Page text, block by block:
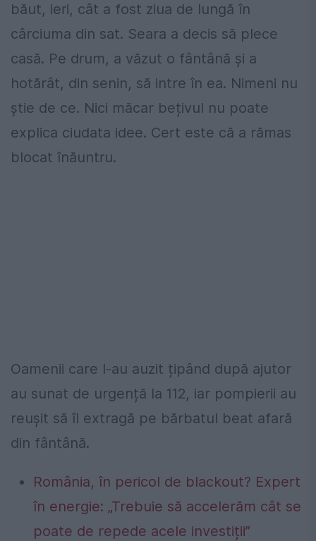
băut, ieri, cât a fost ziua de lungă în
cârciuma din sat. Seara a decis să plece
casă. Pe drum, a văzut o fântână și a
hotărât, din senin, să intre în ea. Nimeni nu
știe de ce. Nici măcar bețivul nu poate
explica ciudata idee. Cert este că a rămas
blocat înăuntru.
Oamenii care l-au auzit țipând după ajutor
au sunat de urgență la 112, iar pompierii au
reușit să îl extragă pe bărbatul beat afară
din fântână.
România, în pericol de blackout? Expert
în energie: „Trebuie să accelerăm cât se
poate de repede acele investiții”